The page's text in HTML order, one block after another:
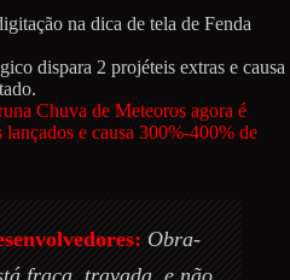
na dica de tela de Fenda
dispara 2 projéteis extras e causa
Chuva de Meteoros agora é
e causa 300%-400% de
Obra-
fraca, travada, e não